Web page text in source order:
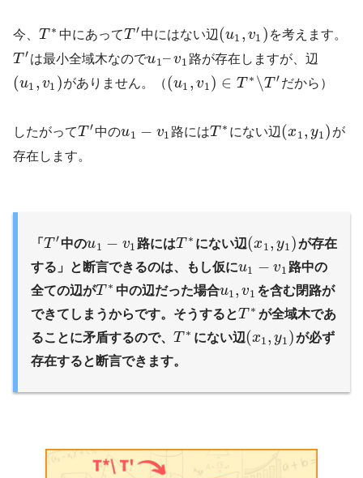
今、 T ∗ 中にあってT ′中にはない辺 (u1 , v1 ) を考えます。
T ′は最小全域木なのでu1–v1 路が存在しますが、辺
(u1 , v1 )がありません。（(u1 , v1) ∈ T ∗ ∖T ′だから）
したがってT ′中のu1 − v1 路にはT ∗ にない辺 (x1, y1) が
存在します。
「 T ′中のu1 − v1 路にはT ∗ にない辺(x1, y1)が存在
する」と断言できるのは、もし仮にu1 − v1 路中の
全ての辺がT ∗ 中の辺だった場合u1, v1 を含む閉路が
できてしまうからです。そうするとT ∗ が全域木であ
ることに矛盾するので、 T ∗ にない辺(x1, y1)が必ず
存在すると断言できます。